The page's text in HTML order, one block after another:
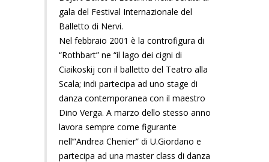
gala del Festival Internazionale del
Balletto di Nervi.
Nel febbraio 2001 è la controfigura di
“Rothbart” ne “il lago dei cigni di
Ciaikoskij con il balletto del Teatro alla
Scala; indi partecipa ad uno stage di
danza contemporanea con il maestro
Dino Verga. A marzo dello stesso anno
lavora sempre come figurante
nell’”Andrea Chenier” di U.Giordano e
partecipa ad una master class di danza